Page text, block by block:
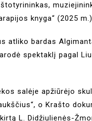
knyga“ (2025
atliko bardas
spektaklį pagal
salėje apžiūrėjo
o Krašto
L. Didžiulienės-